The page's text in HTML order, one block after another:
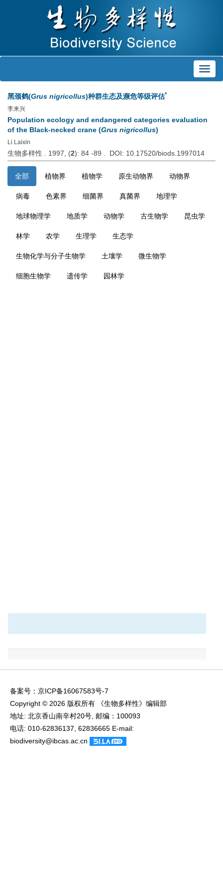
黑颈鹤(Grus nigricollus)种群生态及濒危等级评估*
李来兴
Population ecology and endangered categories evaluation
of the Black-necked crane (Grus nigricollus)
Li Laixin
生物多样性 . 1997, (2): 84 -89 . DOI: 10.17520/biods.1997014
全部 植物界 植物学 原生动物界 动物界
病毒 色素界 细菌界 真菌界 地理学
地球物理学 地质学 动物学 古生物学 昆虫学
林学 农学 生理学 生态学
生物化学与分子生物学 土壤学 微生物学
细胞生物学 遗传学 园林学
备案号： 京ICP备16067583号-7
Copyright © 2026 版权所有 《生物多样性》编辑部
地址: 北京香山南辛村20号, 邮编：100093
电话: 010-62836137, 62836665 E-mail:
biodiversity@ibcas.ac.cn